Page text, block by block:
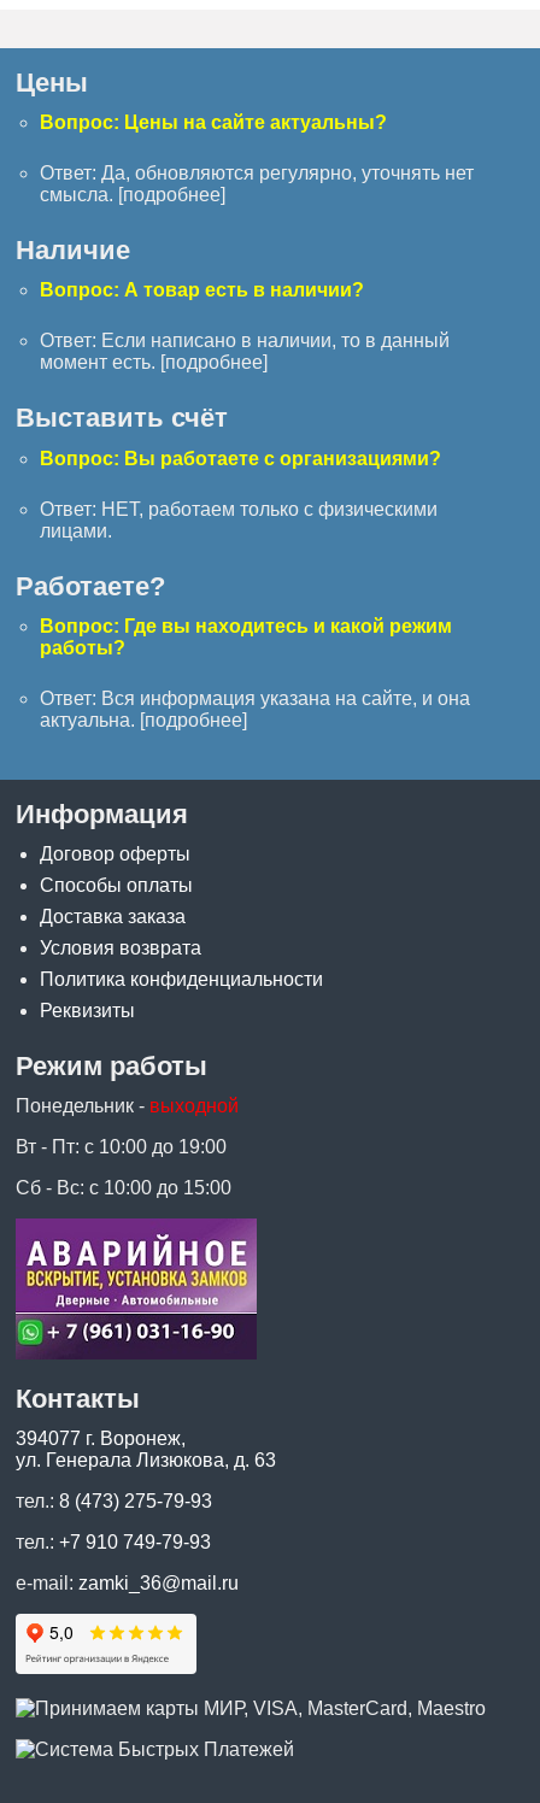
Цены
Вопрос: Цены на сайте актуальны?
Ответ: Да, обновляются регулярно, уточнять нет
смысла. [подробнее]
Наличие
Вопрос: А товар есть в наличии?
Ответ: Если написано в наличии, то в данный
момент есть. [подробнее]
Выставить счёт
Вопрос: Вы работаете с организациями?
Ответ: НЕТ, работаем только с физическими
лицами.
Работаете?
Вопрос: Где вы находитесь и какой режим
работы?
Ответ: Вся информация указана на сайте, и она
актуальна. [подробнее]
Информация
Договор оферты
Способы оплаты
Доставка заказа
Условия возврата
Политика конфиденциальности
Реквизиты
Режим работы
Понедельник - выходной
Вт - Пт: с 10:00 до 19:00
Сб - Вс: с 10:00 до 15:00
Контакты
394077 г. Воронеж,
ул. Генерала Лизюкова, д. 63
тел.:8 (473) 275-79-93
тел.:+7 910 749-79-93
e-mail: zamki_36@mail.ru